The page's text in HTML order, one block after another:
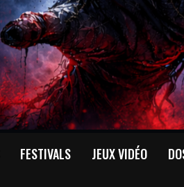
FESTIVALS JEUX VIDÉO